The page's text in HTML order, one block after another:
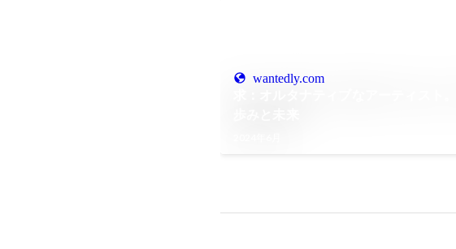
wantedly.com